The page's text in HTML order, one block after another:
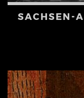
SACHSEN-